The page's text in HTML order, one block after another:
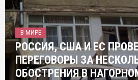
В МИРЕ
РОССИЯ, США И ЕС
ПЕРЕГОВОРЫ ЗА
ОБОСТРЕНИЯ В